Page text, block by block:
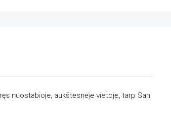
nuostabioje, aukštesnėje vietoje, tarp San